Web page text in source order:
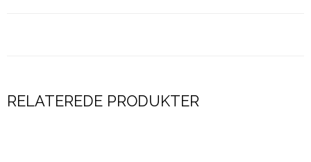
RELATEREDE PRODUKTER